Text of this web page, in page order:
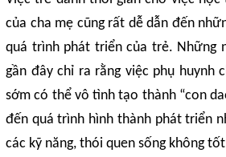
của cha mẹ cũng rất dễ dẫn đến
quá trình phát triển của trẻ. Những
gần đây chỉ ra rằng việc phụ huynh
sớm có thể vô tình tạo thành “con
đến quá trình hình thành phát triển
các kỹ năng, thói quen sống không